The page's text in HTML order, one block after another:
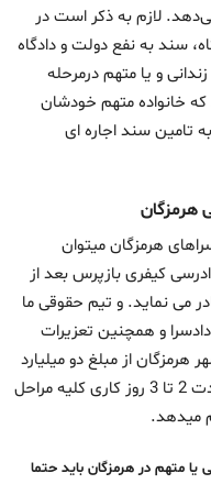
لازم به ذکر است در
سند به نفع دولت و دادگاه
و یا متهم درمرحله
که خانواده متهم خودشان
تامین سند اجاره ای
هرمزگان
هرمزگان میتوان
۲۱۷ قانون آیین دادرسی کیفری بازپرس بعد از
می نماید. و تیم حقوقی ما
دادسرا و همچنین تعزیرات
از مبلغ دو میلیارد
تا هزار میلیارد تومان را داشته و حداکثر مدت 2 تا 3 روز کاری کلیه مراحل
میدهد.
یا متهم در هرمزگان باید حتما